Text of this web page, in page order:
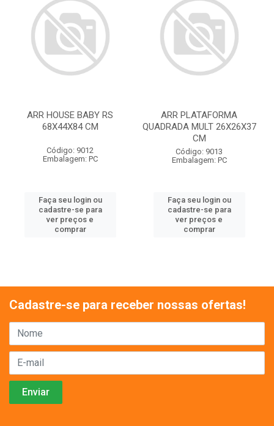
ARR HOUSE BABY RS
68X44X84 CM
Código: 9012
Embalagem: PC
Faça seu login ou
cadastre-se para
ver preços e
comprar
ARR PLATAFORMA
QUADRADA MULT 26X26X37
CM
Código: 9013
Embalagem: PC
Faça seu login ou
cadastre-se para
ver preços e
comprar
Cadastre-se para receber nossas ofertas!